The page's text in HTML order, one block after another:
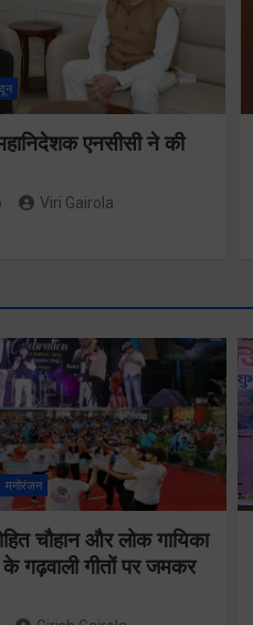
एनसीसी ने की
Viri Gairola
मनोरंजन
चौहान और लोक गायिका
गढ़वाली गीतों पर जमकर
सुरक्षा और
के
समन्वय
सफलतापूर्वक